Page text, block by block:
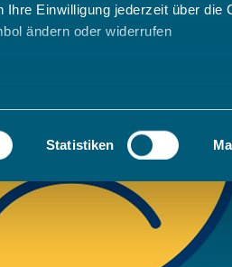
Einwilligung jederzeit über die
ändern oder widerrufen
Merkmalen
zu personalisieren, Funktionen
zu analysieren. Außerdem
Statistiken